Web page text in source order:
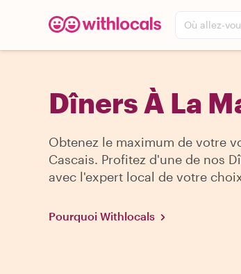
Où allez-
Dîners À La
Obtenez le maximum de votre
Cascais. Profitez d'une de nos
avec l'expert local de votre
Pourquoi Withlocals